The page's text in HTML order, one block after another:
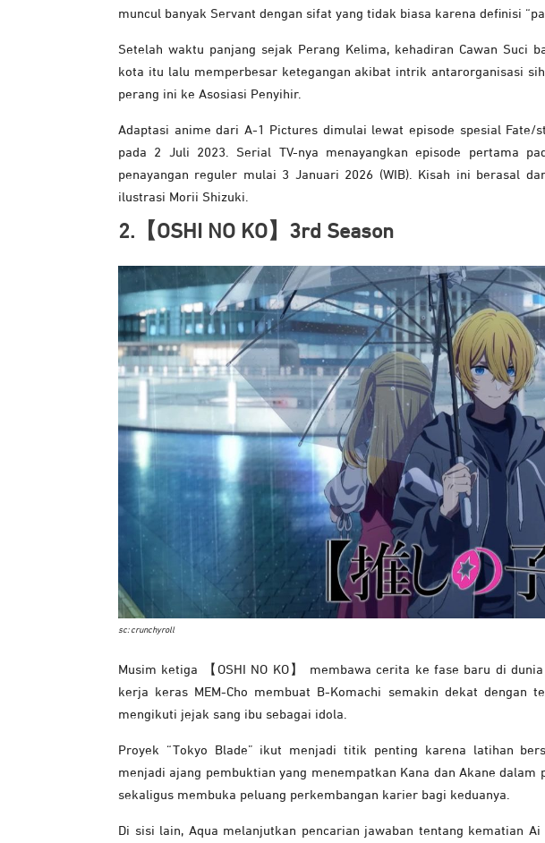
muncul banyak Servant dengan sifat yang tidak biasa karena definisi
Setelah waktu panjang sejak Perang Kelima, kehadiran Cawan Suci
kota itu lalu memperbesar ketegangan akibat intrik antarorganisasi
perang ini ke Asosiasi Penyihir.
Adaptasi anime dari A-1 Pictures dimulai lewat episode spesial Fate/
pada 2 Juli 2023. Serial TV-nya menayangkan episode pertama
penayangan reguler mulai 3 Januari 2026 (WIB). Kisah ini berasal
ilustrasi Morii Shizuki.
2.【OSHI NO KO】3rd Season
sc: crunchyroll
Musim ketiga 【OSHI NO KO】 membawa cerita ke fase baru di
kerja keras MEM-Cho membuat B-Komachi semakin dekat dengan
mengikuti jejak sang ibu sebagai idola.
Proyek “Tokyo Blade” ikut menjadi titik penting karena latihan
menjadi ajang pembuktian yang menempatkan Kana dan Akane
sekaligus membuka peluang perkembangan karier bagi keduanya.
Di sisi lain, Aqua melanjutkan pencarian jawaban tentang kematian